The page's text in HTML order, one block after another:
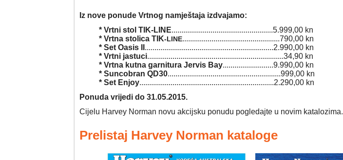
Iz nove ponude Vrtnog namještaja izdvajamo:
* Vrtni stol TIK-LINE....................................................5.999,00 kn
* Vrtna stolica TIK-LINE..................................................790,00 kn
* Set Oasis II ..................................................................2.990,00 kn
* Vrtni jastuci......................................................................34,90 kn
* Vrtna kutna garnitura Jervis Bay..........................9.990,00 kn
* Suncobran QD30..........................................................999,00 kn
* Set Enjoy.....................................................................2.290,00 kn
Ponuda vrijedi do 31.05.2015.
Cijelu Harvey Norman novu akcijsku ponudu pogledajte u novim katalozima.
Prelistaj Harvey Norman kataloge